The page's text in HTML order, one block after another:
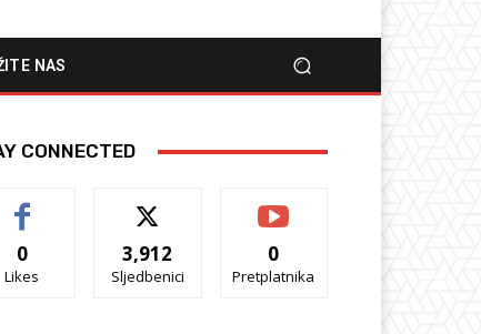
NAS
CONNECTED
0
Likes
3,912
Sljedbenici
0
Pretplatnika